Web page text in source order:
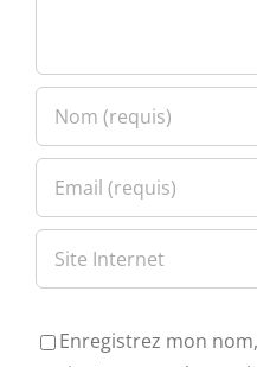
Enregistrez mon